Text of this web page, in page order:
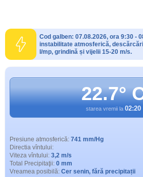
Cod galben: 07.08.2026, ora 9:30 -
instabilitate atmosferică,
l/mp, grindină și vijelii 15-20 m/s.
22.7°
starea vremii la 02:20
Presiune atmosferică: 741 mm/Hg
Directia vîntului:
Viteza vîntului: 3,2 m/s
Total Precipitaţii: 0 mm
Vreamea posibilă: Cer senin, fără precipitații